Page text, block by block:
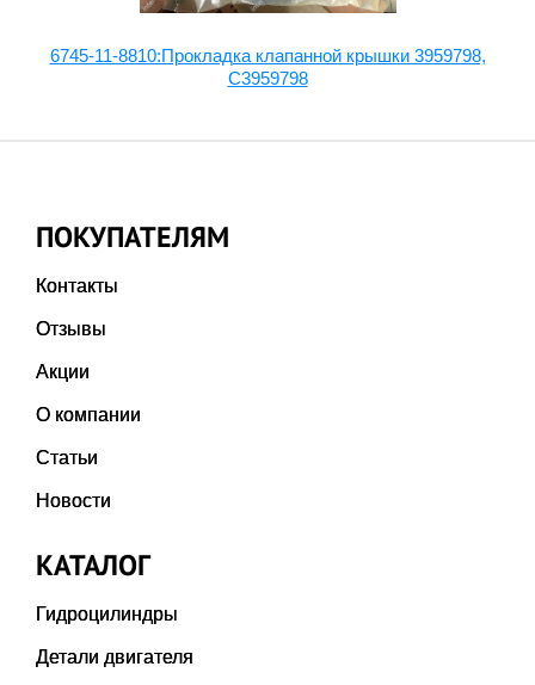
6745-11-8810:Прокладка клапанной крышки 3959798,
C3959798
ПОКУПАТЕЛЯМ
Контакты
Отзывы
Акции
О компании
Статьи
Новости
КАТАЛОГ
Гидроцилиндры
Детали двигателя